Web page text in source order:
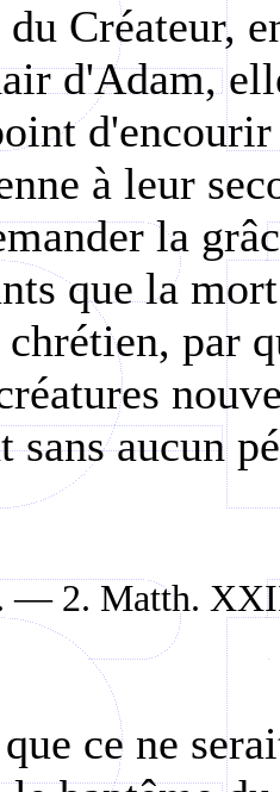
Créateur,
d'Adam,
à leur
la
que la
chrétien, par
sans aucun
— 2. Matth.
ce ne